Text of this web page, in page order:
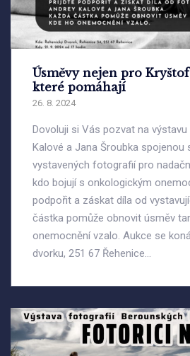
Úsměvy nejen pro
které pomáhají
26. 8. 2024
Dovoluji si Vás pozvat na
Kalové a Jana Šroubka spojenou
vystavených fotografií pro
kdo bojují s onkologickým
podpořit a záskat díla od
částka pomůže obnovit úsměv
onemocnění vzalo. Aukce se
dvorku, 251 67 Řehenice...